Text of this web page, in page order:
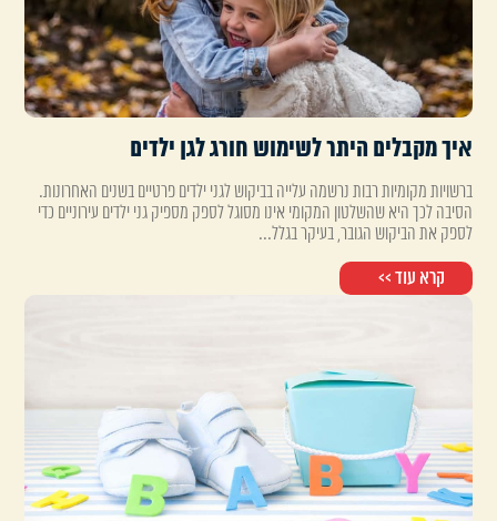
איך מקבלים היתר לשימוש חורג לגן ילדים
ברשויות מקומיות רבות נרשמה עלייה בביקוש לגני ילדים פרטיים בשנים האחרונות.
הסיבה לכך היא שהשלטון המקומי אינו מסוגל לספק מספיק גני ילדים עירוניים כדי
לספק את הביקוש הגובר, בעיקר בגלל...
קרא עוד >>